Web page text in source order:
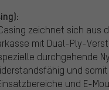
Casing zeichnet sich aus
mit Dual-Ply-
durchgehende
und
und E-